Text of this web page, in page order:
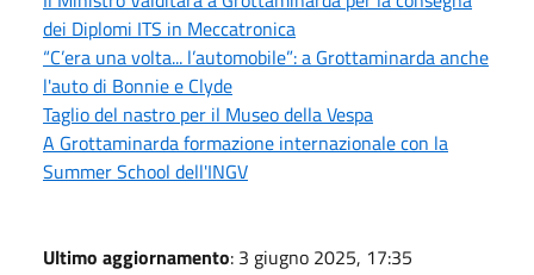
dei Diplomi ITS in Meccatronica
“C’era una volta... l’automobile”: a Grottaminarda anche
l'auto di Bonnie e Clyde
Taglio del nastro per il Museo della Vespa
A Grottaminarda formazione internazionale con la
Summer School dell'INGV
Ultimo aggiornamento: 3 giugno 2025, 17:35